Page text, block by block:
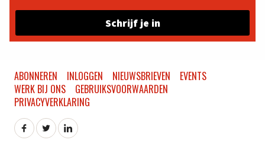
Schrijf je in
ABONNEREN INLOGGEN NIEUWSBRIEVEN
EVENTS
WERK BIJ ONS
GEBRUIKSVOORWAARDEN
PRIVACYVERKLARING